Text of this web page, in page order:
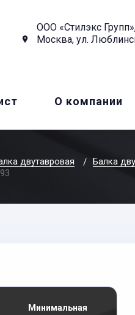
ООО «Стилэкс
Москва, ул.
О компании
двутавровая
Балка
Минимальная